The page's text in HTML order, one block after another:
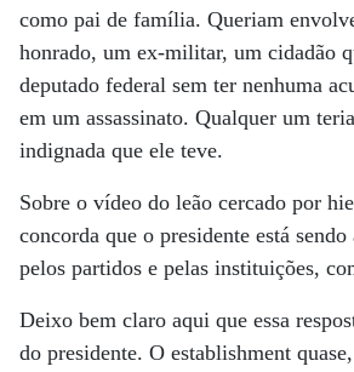
como pai de família. Queriam
honrado, um ex-militar, um cidadão
deputado federal sem ter nenhuma
em um assassinato. Qualquer um
indignada que ele teve.
Sobre o vídeo do leão cercado por
concorda que o presidente está
pelos partidos e pelas instituições,
Deixo bem claro aqui que essa
do presidente. O establishment